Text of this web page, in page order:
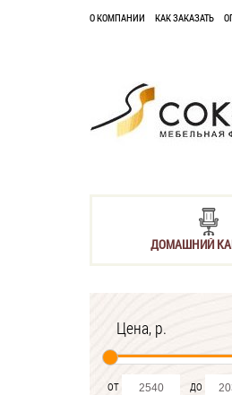
О КОМПАНИИ КАК ЗАКАЗАТЬ
ДОМАШНИЙ
Цена, р.
от
до